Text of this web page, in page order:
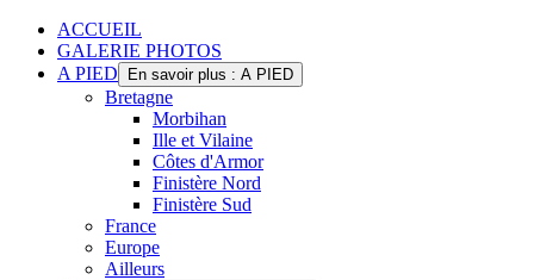
ACCUEIL
GALERIE PHOTOS
A PIED
En savoir plus : A PIED
Bretagne
Morbihan
Ille et Vilaine
Côtes d'Armor
Finistère Nord
Finistère Sud
France
Europe
Ailleurs